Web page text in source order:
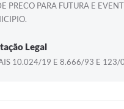
PRECO PARA FUTURA E
Legal
10.024/19 E 8.666/93 E 123/